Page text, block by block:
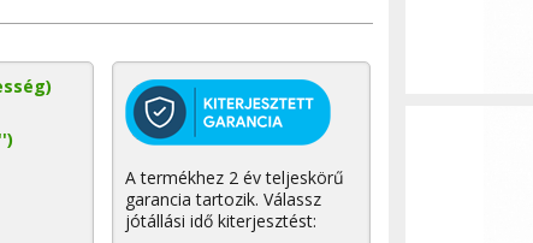
A termékhez 2 év teljeskörű
garancia tartozik. Válassz
jótállási idő kiterjesztést: